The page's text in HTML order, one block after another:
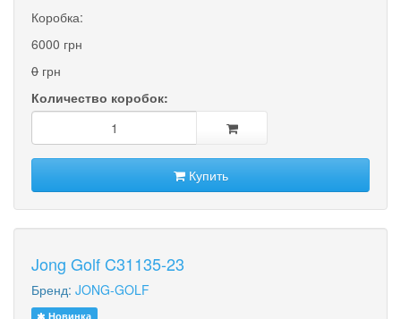
Коробка:
6000 грн
0 грн
Количество коробок:
Купить
Jong Golf C31135-23
Бренд: JONG-GOLF
Новинка